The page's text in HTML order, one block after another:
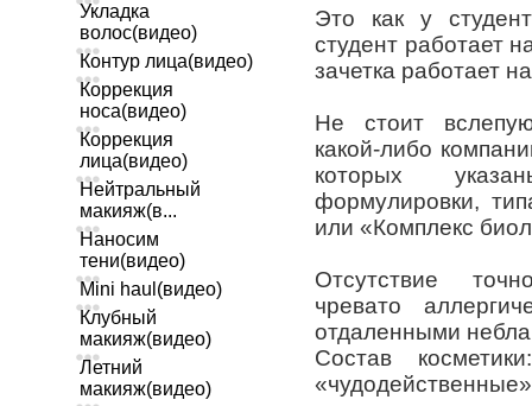
Укладка
волос(видео)
Контур лица(видео)
Коррекция
носа(видео)
Коррекция
лица(видео)
Нейтральный
макияж(в...
Наносим
тени(видео)
Mini haul(видео)
Клубный
макияж(видео)
Летний
макияж(видео)
Это как у
студент работает
зачетка работает
Не стоит
какой-либо
которых
формулировки,
или «Комплекс
Отсутствие
чревато
отдаленными
Состав